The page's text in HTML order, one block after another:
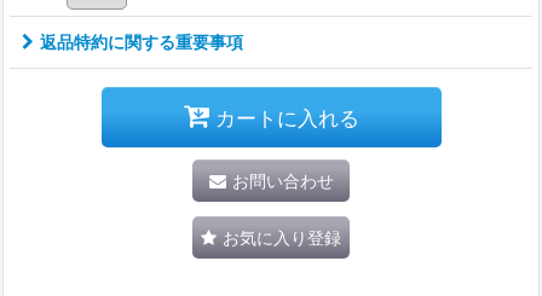
返品特約に関する重要事項
カートに入れる
お問い合わせ
お気に入り登録